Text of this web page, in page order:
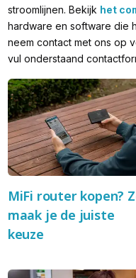
stroomlijnen. Bekijk het
hardware en software die
neem contact met ons op
vul onderstaand
MiFi router kopen?
maak je de juiste
keuze